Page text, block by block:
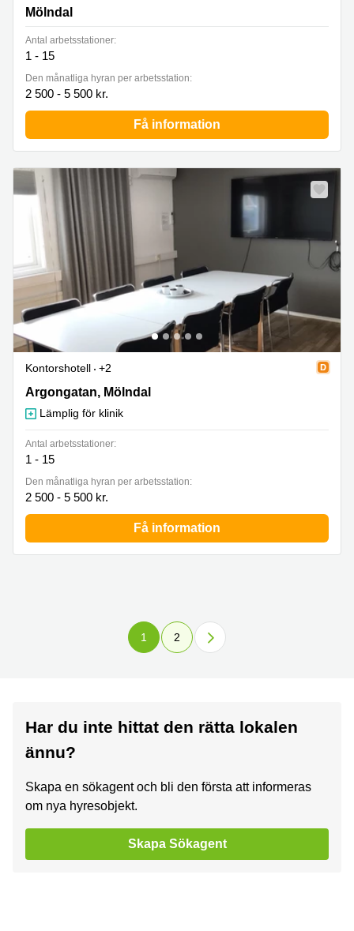
Mölndal
Antal arbetsstationer:
1 - 15
Den månatliga hyran per arbetsstation:
2 500 - 5 500 kr.
Få information
Kontorshotell
+2
Argongatan 3, Mölndal
Argongatan, Mölndal
Lämplig för klinik
Antal arbetsstationer:
1 - 15
Den månatliga hyran per arbetsstation:
2 500 - 5 500 kr.
Få information
1 2
Har du inte hittat den rätta lokalen
ännu?
Skapa en sökagent och bli den första att informeras
om nya hyresobjekt.
Skapa Sökagent